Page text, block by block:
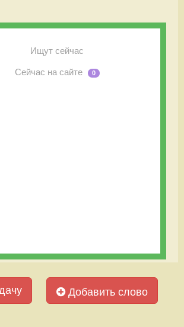
Ищут сейчас
Сейчас на сайте 0
Добавить слово